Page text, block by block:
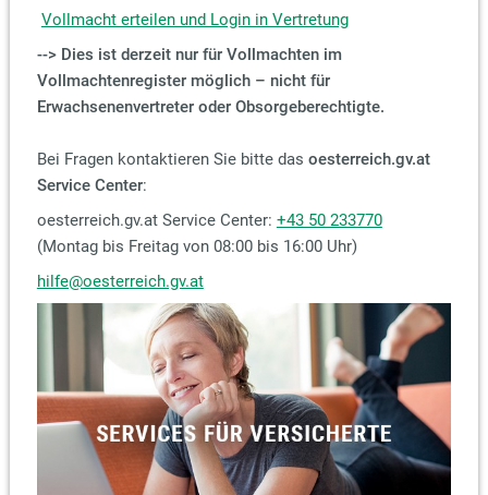
Vollmacht erteilen und Login in Vertretung
--> Dies ist derzeit nur für Vollmachten im
Vollmachtenregister möglich – nicht für
Erwachsenenvertreter oder Obsorgeberechtigte.
Bei Fragen kontaktieren Sie bitte das oesterreich.gv.at
Service Center:
oesterreich.gv.at Service Center: +43 50 233770
(Montag bis Freitag von 08:00 bis 16:00 Uhr)
hilfe@oesterreich.gv.at